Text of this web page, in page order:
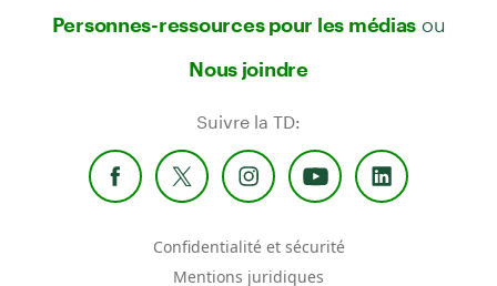
Personnes-ressources pour les médias ou
Nous joindre
Suivre la TD:
Confidentialité et sécurité
Mentions juridiques